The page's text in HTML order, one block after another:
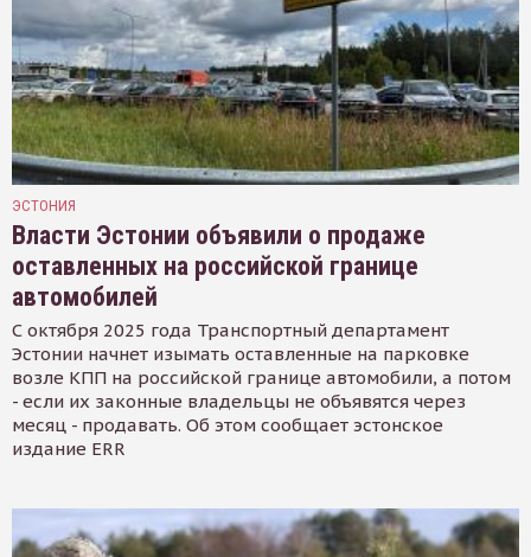
ЭСТОНИЯ
Власти Эстонии объявили о продаже
оставленных на российской границе
автомобилей
С октября 2025 года Транспортный департамент
Эстонии начнет изымать оставленные на парковке
возле КПП на российской границе автомобили, а потом
- если их законные владельцы не объявятся через
месяц - продавать. Об этом сообщает эстонское
издание ERR